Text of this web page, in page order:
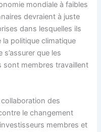
mondiale à faibles
devraient à juste
dans lesquelles ils
politique climatique
que les
sont membres travaillent
collaboration des
le changement
membres et